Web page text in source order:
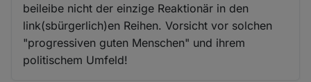
beileibe nicht der einzige Reaktionär in den
link(sbürgerlich)en Reihen. Vorsicht vor solchen
"progressiven guten Menschen" und ihrem
politischem Umfeld!